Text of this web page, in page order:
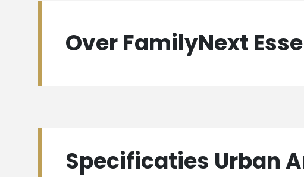
Over FamilyNext
Specificaties Urban